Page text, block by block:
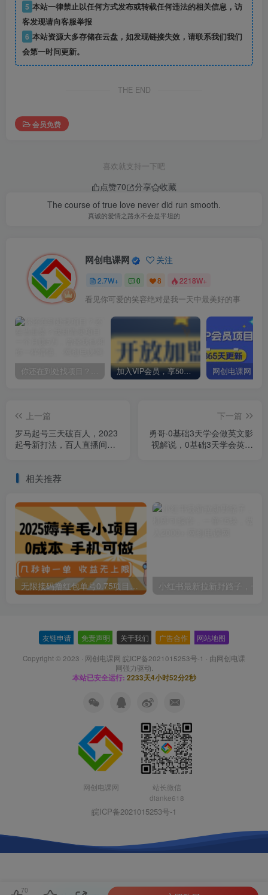
5 本站一律禁止以任何方式发布或转载任何违法的相关信息，访
客发现请向客服举报
6 本站资源大多存储在云盘，如发现链接失效，请联系我们我们
会第一时间更新。
THE END
会员免费
喜欢就支持一下吧
点赞70 分享
收藏
The course of true love never did run smooth.
真诚的爱情之路永不会是平坦的
网创电课网 关注
2.7W+ 0 8 2218W+
看见你可爱的笑容绝对是我一天中最美好的事
你还在到处找项目？还在当韭菜？我却靠卖项目一个月赚5万，曾经我也和你一样懵懂。 加入VIP会员，享50%的推广提成，免费学习多种网上创业课程，菜鸟秒变大神！
上一篇
罗马起号三天破百人，​2023
起号新打法，百人直播间实
下一篇
勇哥·0基础3天学会做英文影
视解说，0基础3天学会英文
相关推荐
无限接码撸红包单号0.75项目无偿分享给你【揭秘】
友链申请 免责声明 关于我们 广告合作 网站地图
Copyright © 2023 · 网创电课网 皖ICP备2021015253号-1 · 由网创电课
网强力驱动.
本站已安全运行: 2233天4小时52分3秒
网创电课网
站长微信
dianke618
皖ICP备2021015253号-1
70